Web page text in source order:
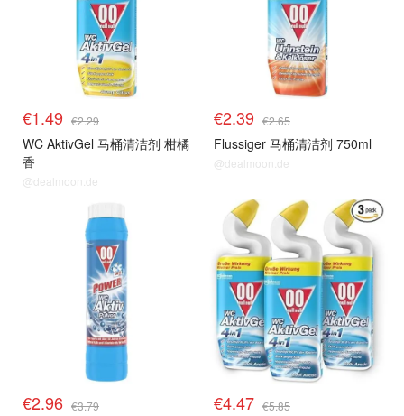
€1.49 €2.29
WC AktivGel 马桶清洁剂 柑橘
香
@dealmoon.de
€2.39 €2.65
Flussiger 马桶清洁剂 750ml
@dealmoon.de
€2.96 €3.79 €4.47 €5.85